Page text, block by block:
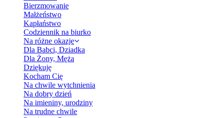
Bierzmowanie
Małżeństwo
Kapłaństwo
Codziennik na biurko
Na różne okazje
Dla Babci, Dziadka
Dla Żony, Męża
Dziękuję
Kocham Cię
Na chwile wytchnienia
Na dobry dzień
Na imieniny, urodziny
Na trudne chwile